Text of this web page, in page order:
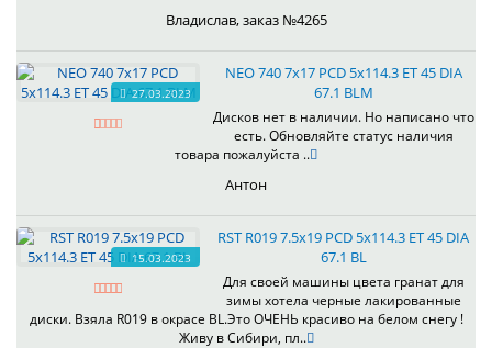
Владислав, заказ №4265
27.03.2023
NEO 740 7x17 PCD 5x114.3 ET 45 DIA
67.1 BLM
Дисков нет в наличии. Но написано что
есть. Обновляйте статус наличия
товара пожалуйста ..
Антон
15.03.2023
RST R019 7.5x19 PCD 5x114.3 ET 45 DIA
67.1 BL
Для своей машины цвета гранат для
зимы хотела черные лакированные
диски. Взяла R019 в окрасе BL.Это ОЧЕНЬ красиво на белом снегу !
Живу в Сибири, пл..